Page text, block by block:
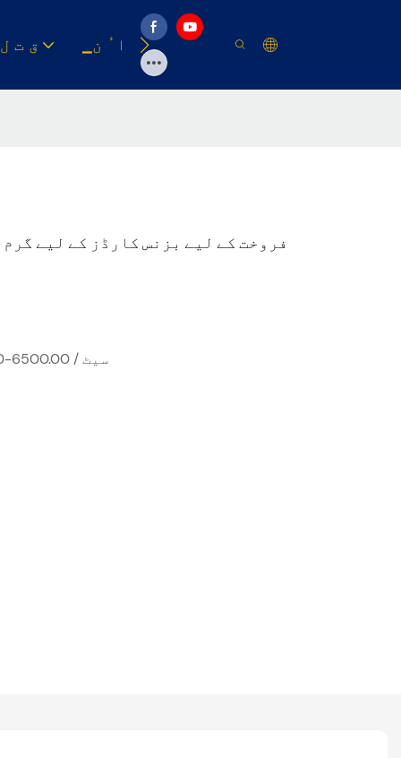
▁ق ت ل ▁ا ُ ن وسیلہ
فروخت کے لیے بزنس کارڈز کے لیے
USD 4300.00-6500.00 / سیٹ